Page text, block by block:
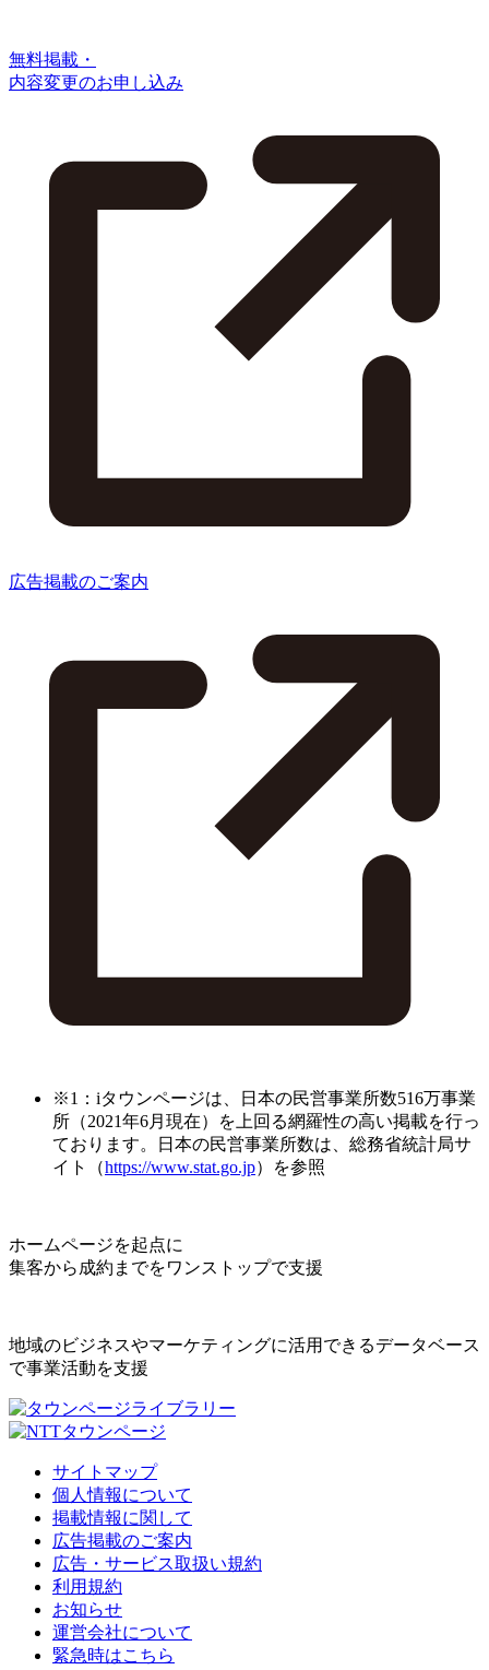
無料掲載・
内容変更のお申し込み
広告掲載のご案内
※1：iタウンページは、日本の民営事業所数516万事業
所（2021年6月現在）を上回る網羅性の高い掲載を行っ
ております。日本の民営事業所数は、総務省統計局サ
イト（https://www.stat.go.jp）を参照
ホームページを起点に
集客から成約までをワンストップで支援
地域のビジネスやマーケティングに活用できるデータベース
で事業活動を支援
サイトマップ
個人情報について
掲載情報に関して
広告掲載のご案内
広告・サービス取扱い規約
利用規約
お知らせ
運営会社について
緊急時はこちら